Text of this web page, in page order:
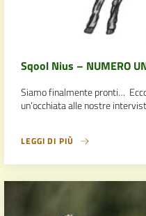
Sqool Nius – NUMERO
Siamo finalmente pronti…
un’occhiata alle nostre
LEGGI DI PIÙ